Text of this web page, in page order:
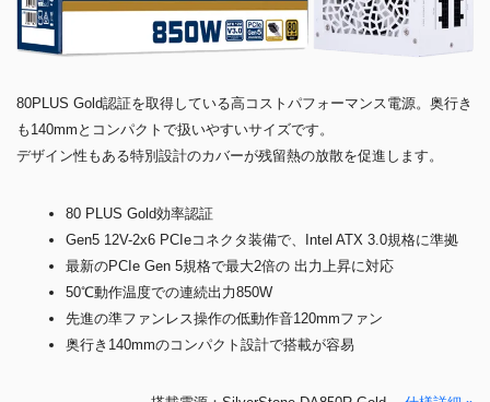
80PLUS Gold認証を取得している高コストパフォーマンス電源。奥行き
も140mmとコンパクトで扱いやすいサイズです。
デザイン性もある特別設計のカバーが残留熱の放散を促進します。
80 PLUS Gold効率認証
Gen5 12V-2x6 PCIeコネクタ装備で、Intel ATX 3.0規格に準拠
最新のPCIe Gen 5規格で最大2倍の 出力上昇に対応
50℃動作温度での連続出力850W
先進の準ファンレス操作の低動作音120mmファン
奥行き140mmのコンパクト設計で搭載が容易